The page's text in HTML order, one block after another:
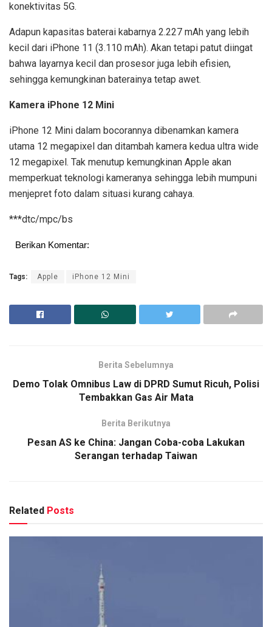
konektivitas 5G.
Adapun kapasitas baterai kabarnya 2.227 mAh yang lebih
kecil dari iPhone 11 (3.110 mAh). Akan tetapi patut diingat
bahwa layarnya kecil dan prosesor juga lebih efisien,
sehingga kemungkinan baterainya tetap awet.
Kamera iPhone 12 Mini
iPhone 12 Mini dalam bocorannya dibenamkan kamera
utama 12 megapixel dan ditambah kamera kedua ultra wide
12 megapixel. Tak menutup kemungkinan Apple akan
memperkuat teknologi kameranya sehingga lebih mumpuni
menjepret foto dalam situasi kurang cahaya.
***dtc/mpc/bs
Berikan Komentar:
Tags: Apple iPhone 12 Mini
Berita Sebelumnya
Demo Tolak Omnibus Law di DPRD Sumut Ricuh, Polisi
Tembakkan Gas Air Mata
Berita Berikutnya
Pesan AS ke China: Jangan Coba-coba Lakukan
Serangan terhadap Taiwan
Related Posts